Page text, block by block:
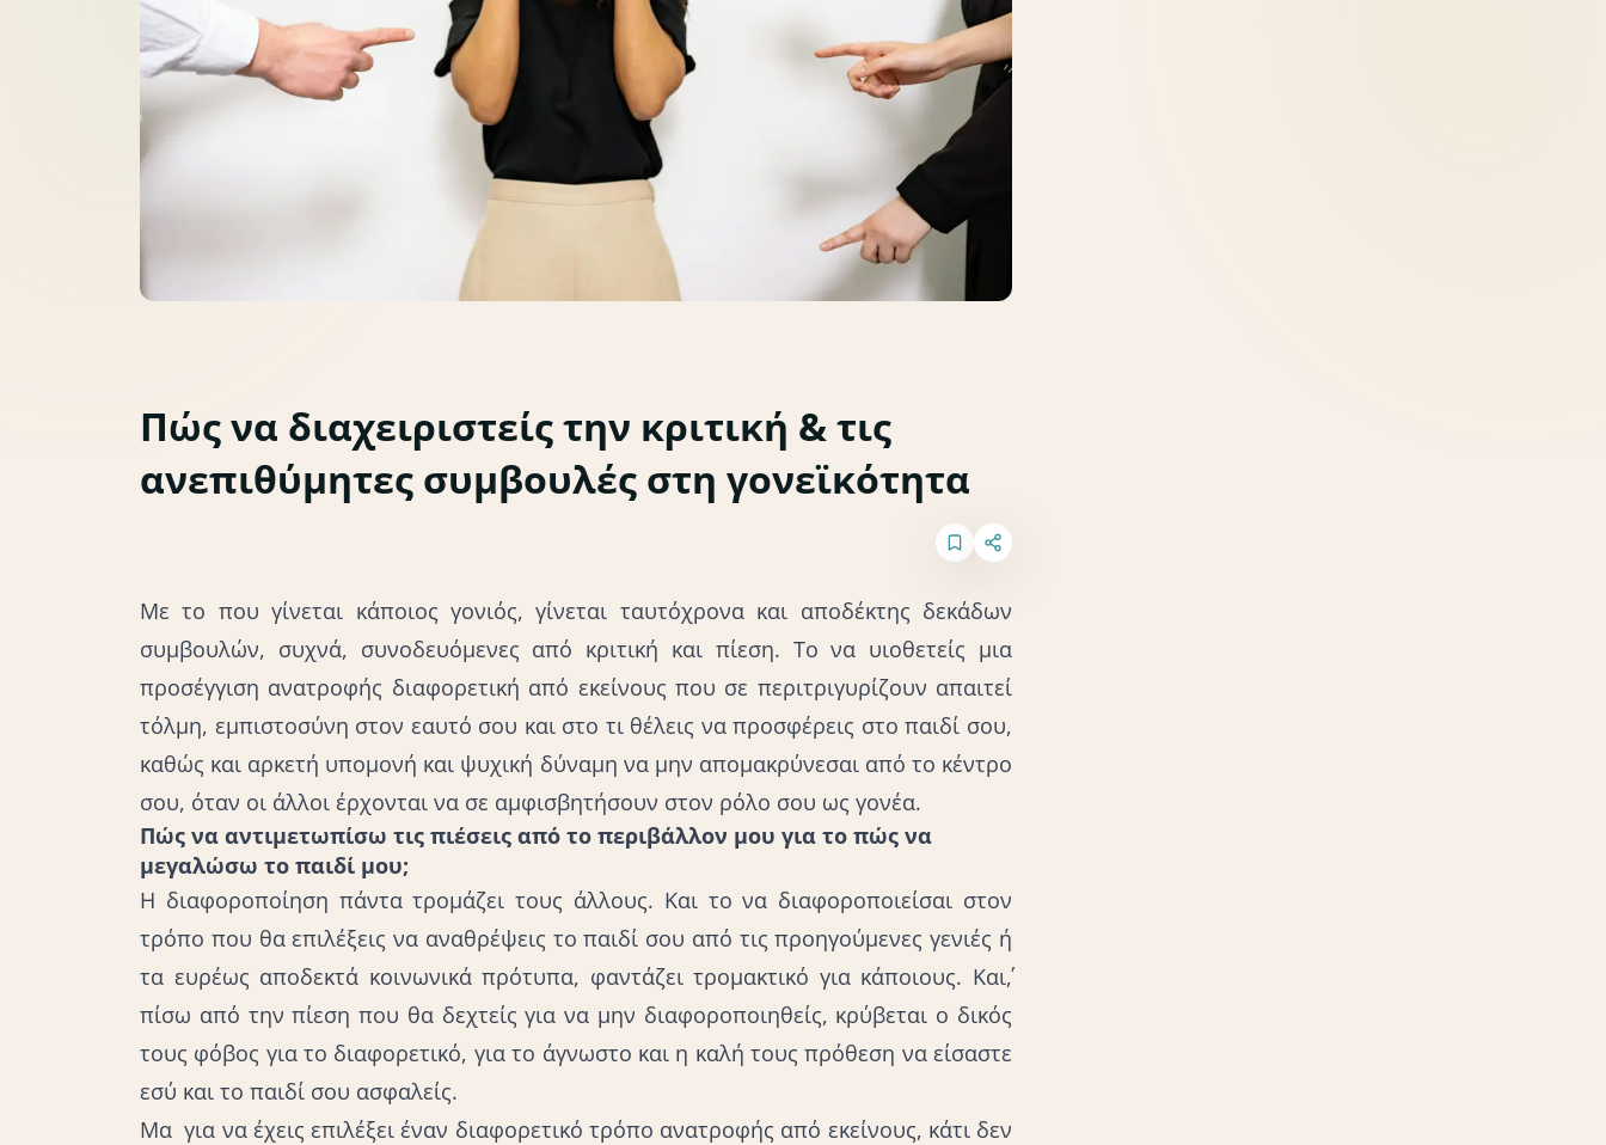
Κριτική & ενοχές Διαπαιδαγώγηση
Πώς να διαχειριστείς την κριτική & τις
ανεπιθύμητες συμβουλές στη γονεϊκότητα
Με το που γίνεται κάποιος γονιός, γίνεται ταυτόχρονα και αποδέκτης δεκάδων
συμβουλών, συχνά, συνοδευόμενες από κριτική και πίεση. Το να υιοθετείς μια
προσέγγιση ανατροφής διαφορετική από εκείνους που σε περιτριγυρίζουν απαιτεί
τόλμη, εμπιστοσύνη στον εαυτό σου και στο τι θέλεις να προσφέρεις στο παιδί σου,
καθώς και αρκετή υπομονή και ψυχική δύναμη να μην απομακρύνεσαι από το κέντρο
σου, όταν οι άλλοι έρχονται να σε αμφισβητήσουν στον ρόλο σου ως γονέα.
Πώς να αντιμετωπίσω τις πιέσεις από το περιβάλλον μου για το πώς να
μεγαλώσω το παιδί μου;
Η διαφοροποίηση πάντα τρομάζει τους άλλους. Και το να διαφοροποιείσαι στον
τρόπο που θα επιλέξεις να αναθρέψεις το παιδί σου από τις προηγούμενες γενιές ή
τα ευρέως αποδεκτά κοινωνικά πρότυπα, φαντάζει τρομακτικό για κάποιους. Και΄,
πίσω από την πίεση που θα δεχτείς για να μην διαφοροποιηθείς, κρύβεται ο δικός
τους φόβος για το διαφορετικό, για το άγνωστο και η καλή τους πρόθεση να είσαστε
εσύ και το παιδί σου ασφαλείς.
Μα για να έχεις επιλέξει έναν διαφορετικό τρόπο ανατροφής από εκείνους, κάτι δεν